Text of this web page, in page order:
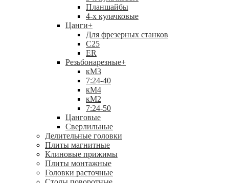
Планшайбы
4-х кулачковые
Цанги+
Для фрезерных станков
С25
ER
Резьбонарезные+
кМ3
7:24-40
кМ4
кМ2
7:24-50
Цанговые
Сверлильные
Делительные головки
Плиты магнитные
Клиновые прижимы
Плиты монтажные
Головки расточные